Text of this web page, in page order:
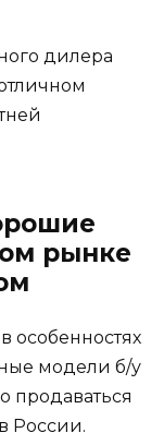
дилера
рынке
особенностях
модели б/у
продаваться
России.